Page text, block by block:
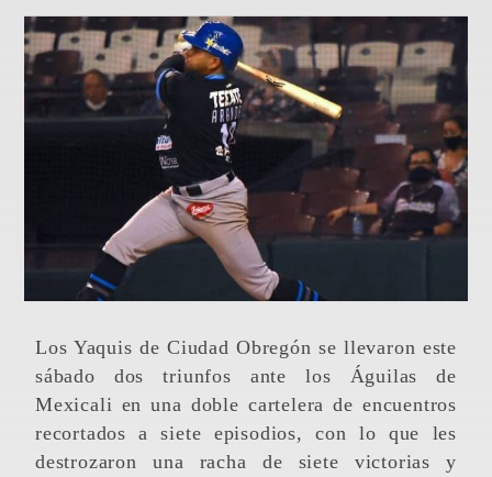
Los Yaquis de Ciudad Obregón se llevaron este
sábado dos triunfos ante los Águilas de
Mexicali en una doble cartelera de encuentros
recortados a siete episodios, con lo que les
destrozaron una racha de siete victorias y